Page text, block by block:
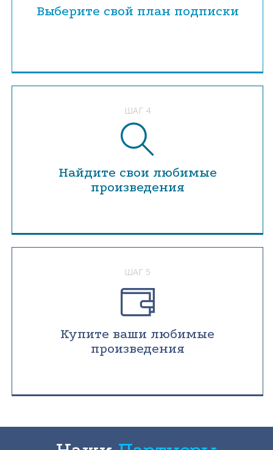
Выберите свой план подписки
ШАГ 4
Найдите свои любимые
произведения
ШАГ 5
Купите ваши любимые
произведения